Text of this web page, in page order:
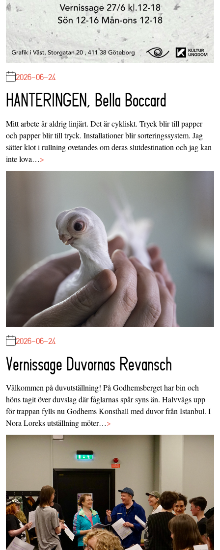
2026-06-24
HANTERINGEN, Bella Boccard
Mitt arbete är aldrig linjärt. Det är cykliskt. Tryck blir till papper
och papper blir till tryck. Installationer blir sorteringssystem. Jag
sätter klot i rullning ovetandes om deras slutdestination och jag kan
inte lova…>
2026-06-24
Vernissage Duvornas Revansch
Välkommen på duvutställning! På Godhemsberget har bin och
höns tagit över duvslag där fåglarnas spår syns än. Halvvägs upp
för trappan fylls nu Godhems Konsthall med duvor från Istanbul. I
Nora Loreks utställning möter…>